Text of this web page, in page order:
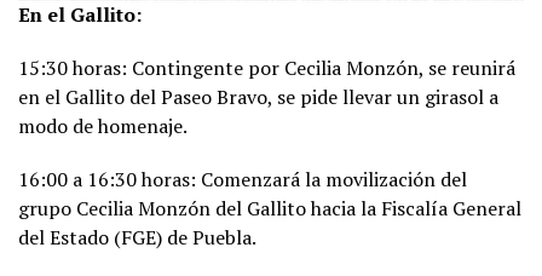
En el Gallito:
15:30 horas: Contingente por Cecilia Monzón, se reunirá
en el Gallito del Paseo Bravo, se pide llevar un girasol a
modo de homenaje.
16:00 a 16:30 horas: Comenzará la movilización del
grupo Cecilia Monzón del Gallito hacia la Fiscalía General
del Estado (FGE) de Puebla.